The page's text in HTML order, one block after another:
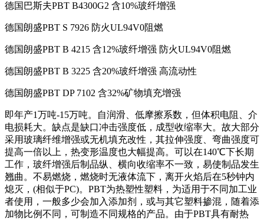
德国巴斯夫PBT B4300G2 含10%玻纤增强
德国朗盛PBT S 7926 防火UL94V0阻燃
德国朗盛PBT B 4215 含12%玻纤增强 防火UL94V0阻燃
德国朗盛PBT B 3225 含20%玻纤增强 高流动性
德国朗盛PBT DP 7102 含32%矿物填充增强
即年产1万吨-15万吨。自润滑、低摩擦系数，但体积电阻、介
电损耗大。缺点是缺口冲击强度低，成型收缩率大。故大部分
采用玻璃纤维增强或无机填充改性，其拉伸强度、弯曲强度可
提高一倍以上，热变形温度也大幅提高。可以在140℃下长期
工作，玻纤增强后制品纵、横向收缩率不一致，易使制品发生
翘曲。不易燃烧，燃烧时无液体流下，离开火焰后在5秒钟内
熄灭， (相似于PC)。 PBT为热塑性塑料，为适用于不同加工业
者使用，一般多少会加入添加剂，或与其它塑料掺混，随着添
加物比例不同，可制造不同规格的产品。由于PBT具有耐热